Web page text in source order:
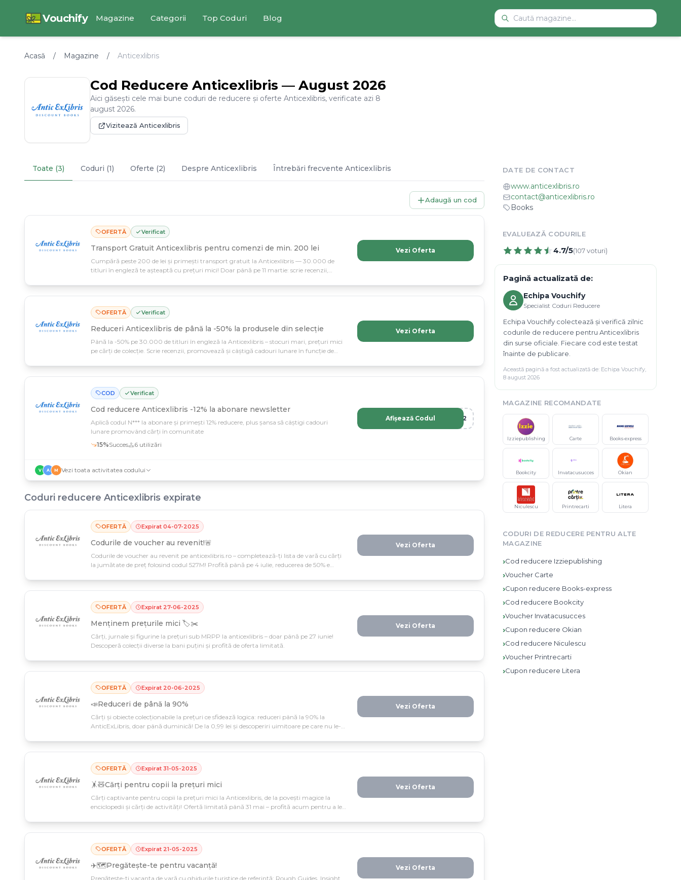
Vouchify Magazine Categorii Top Coduri Blog
Acasă / Magazine / Anticexlibris
Cod Reducere Anticexlibris — August 2026
Aici găsești cele mai bune coduri de reducere și oferte Anticexlibris, verificate azi 8
august 2026.
Vizitează Anticexlibris
Toate (3) Coduri (1) Oferte (2) Despre Anticexlibris Întrebări frecvente Anticexlibris
Adaugă un cod
OFERTĂ Verificat
Transport Gratuit Anticexlibris pentru comenzi de min. 200 lei
Cumpără peste 200 de lei și primești transport gratuit la Anticexlibris — 30.000 de
titluri în engleză te așteaptă cu prețuri mici! Doar până pe 11 martie: scrie recenzii,
Vezi Oferta
OFERTĂ Verificat
Reduceri Anticexlibris de până la -50% la produsele din selecție
Până la -50% pe 30.000 de titluri în engleză la Anticexlibris – stocuri mari, prețuri mici
pe cărți de colecție. Scrie recenzii, promovează și câștigă cadouri lunare în funcție de
Vezi Oferta
COD Verificat
Cod reducere Anticexlibris -12% la abonare newsletter
Aplică codul N*** la abonare și primești 12% reducere, plus șansa să câștigi cadouri
lunare promovând cărți în comunitate
15%Succes 6 utilizări
R12
Afișează Codul
V A M Vezi toata activitatea codului
Coduri reducere Anticexlibris expirate
OFERTĂ Expirat 04-07-2025
Codurile de voucher au revenit!🚨
Codurile de voucher au revenit pe anticexlibris.ro – completează-ți lista de vară cu cărți
la jumătate de preț folosind codul 527M! Profită până pe 4 iulie, reducerea de 50% e
Vezi Oferta
OFERTĂ Expirat 27-06-2025
Menținem prețurile mici 🏷️✂️
Cărți, jurnale și figurine la prețuri sub MRPP la anticexlibris – doar până pe 27 iunie!
Descoperă colecții diverse la bani puțini și profită de oferta limitată.
Vezi Oferta
OFERTĂ Expirat 20-06-2025
📣Reduceri de până la 90%
Cărți și obiecte colecționabile la prețuri ce sfidează logica: reduceri până la 90% la
AnticExLibris, doar până duminică! De la 0,99 lei și descoperiri uimitoare pe care nu le-ai
Vezi Oferta
OFERTĂ Expirat 31-05-2025
🤸🧸Cărți pentru copii la prețuri mici
Cărți captivante pentru copii la prețuri mici la Anticexlibris, de la povești magice la
enciclopedii și cărți de activități! Ofertă limitată până 31 mai – profită acum pentru a le
Vezi Oferta
OFERTĂ Expirat 21-05-2025
✈️🗺️Pregătește-te pentru vacanță!
Pregătește-ți vacanța de vară cu ghidurile turistice de referință: Rough Guides, Insight
Vezi Oferta
DATE DE CONTACT
www.anticexlibris.ro
contact@anticexlibris.ro
Books
EVALUEAZĂ CODURILE
4.7/5(107voturi)
Pagină actualizată de:
Echipa Vouchify
Specialist Coduri Reducere
Echipa Vouchify colectează și verifică zilnic
codurile de reducere pentru Anticexlibris
din surse oficiale. Fiecare cod este testat
înainte de publicare.
Această pagină a fost actualizată de: Echipa Vouchify,
8 august 2026
MAGAZINE RECOMANDATE
Izziepublishing Carte Books-express
Bookcity Invatacusucces Okian
Niculescu Printrecarti Litera
CODURI DE REDUCERE PENTRU ALTE
MAGAZINE
›Cod reducere Izziepublishing
›Voucher Carte
›Cupon reducere Books-express
›Cod reducere Bookcity
›Voucher Invatacusucces
›Cupon reducere Okian
›Cod reducere Niculescu
›Voucher Printrecarti
›Cupon reducere Litera